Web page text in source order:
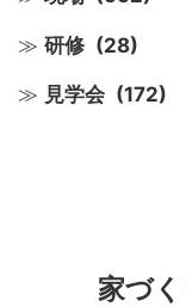
研修 (28)
見学会 (172)
家づ